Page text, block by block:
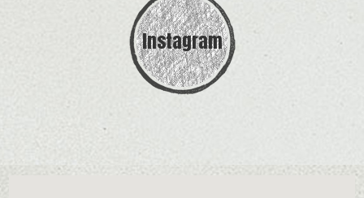
Instagram